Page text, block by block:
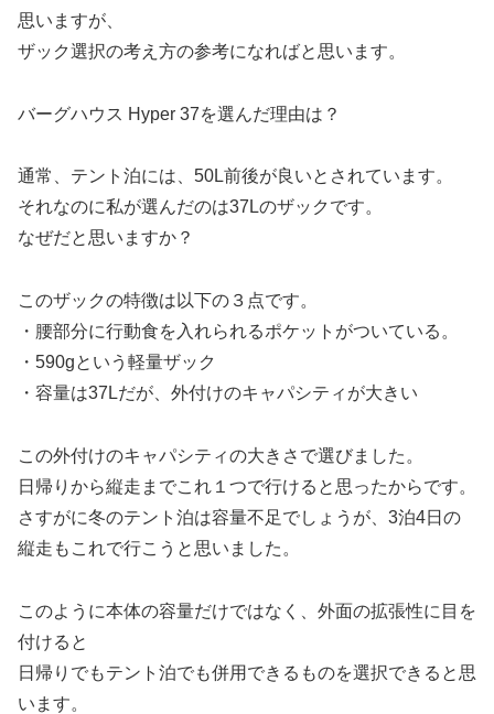
思いますが、
ザック選択の考え方の参考になればと思います。
バーグハウス Hyper 37を選んだ理由は？
通常、テント泊には、50L前後が良いとされています。
それなのに私が選んだのは37Lのザックです。
なぜだと思いますか？
このザックの特徴は以下の３点です。
・腰部分に行動食を入れられるポケットがついている。
・590gという軽量ザック
・容量は37Lだが、外付けのキャパシティが大きい
この外付けのキャパシティの大きさで選びました。
日帰りから縦走までこれ１つで行けると思ったからです。
さすがに冬のテント泊は容量不足でしょうが、3泊4日の
縦走もこれで行こうと思いました。
このように本体の容量だけではなく、外面の拡張性に目を
付けると
日帰りでもテント泊でも併用できるものを選択できると思
います。